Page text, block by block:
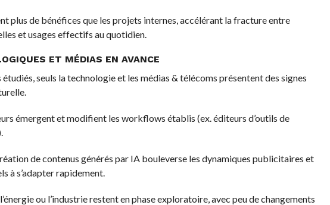
plus de bénéfices que les projets internes, accélérant la fracture entre
et usages effectifs au quotidien.
ET MÉDIAS EN AVANCE
seuls la technologie et les médias & télécoms présentent des signes
émergent et modifient les workflows établis (ex. éditeurs d’outils de
de contenus générés par IA bouleverse les dynamiques publicitaires et
à s’adapter rapidement.
ou l’industrie restent en phase exploratoire, avec peu de changements